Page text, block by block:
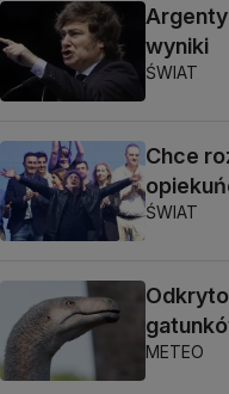
wyniki
ŚWIAT
Chce
ŚWIAT
METEO